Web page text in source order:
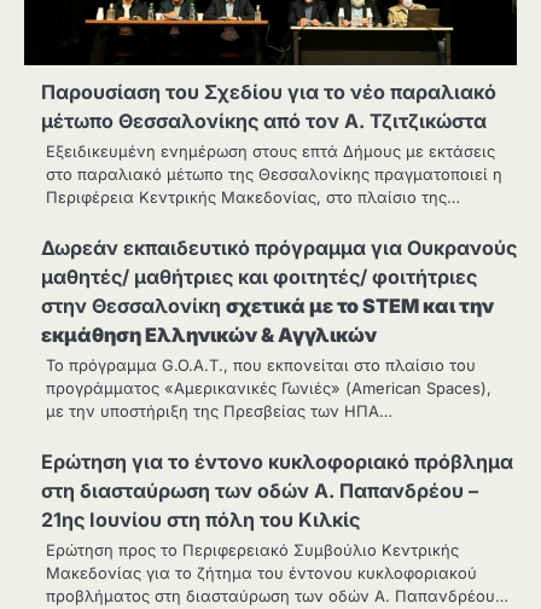
Παρουσίαση του Σχεδίου για το νέο παραλιακό
μέτωπο Θεσσαλονίκης από τον Α. Τζιτζικώστα
Εξειδικευμένη ενημέρωση στους επτά Δήμους με εκτάσεις
στο παραλιακό μέτωπο της Θεσσαλονίκης πραγματοποιεί η
Περιφέρεια Κεντρικής Μακεδονίας, στο πλαίσιο της…
Δωρεάν εκπαιδευτικό πρόγραμμα για Ουκρανούς
μαθητές/ μαθήτριες και φοιτητές/ φοιτήτριες
στην Θεσσαλονίκη σχετικά με το STEM και την
εκμάθηση Ελληνικών & Αγγλικών
Το πρόγραμμα G.O.A.T., που εκπονείται στο πλαίσιο του
προγράμματος «Αμερικανικές Γωνιές» (American Spaces),
με την υποστήριξη της Πρεσβείας των ΗΠΑ…
Ερώτηση για το έντονο κυκλοφοριακό πρόβλημα
στη διασταύρωση των οδών Α. Παπανδρέου –
21ης Ιουνίου στη πόλη του Κιλκίς
Ερώτηση προς το Περιφερειακό Συμβούλιο Κεντρικής
Μακεδονίας για το ζήτημα του έντονου κυκλοφοριακού
προβλήματος στη διασταύρωση των οδών Α. Παπανδρέου…